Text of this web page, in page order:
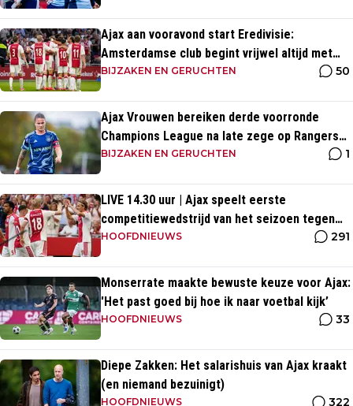
Ajax aan vooravond start Eredivisie:
Amsterdamse club begint vrijwel altijd met
zege
BIJZAKEN EN GERUCHTEN 50
Ajax Vrouwen bereiken derde voorronde
Champions League na late zege op Rangers
FC
BIJZAKEN EN GERUCHTEN 1
LIVE 14.30 uur | Ajax speelt eerste
competitiewedstrijd van het seizoen tegen
PEC Zwolle
HOOFDNIEUWS 291
Monserrate maakte bewuste keuze voor Ajax:
'Het past goed bij hoe ik naar voetbal kijk’
HOOFDNIEUWS 33
Diepe Zakken: Het salarishuis van Ajax kraakt
(en niemand bezuinigt)
HOOFDNIEUWS 322